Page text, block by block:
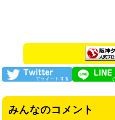
みんなのコメント